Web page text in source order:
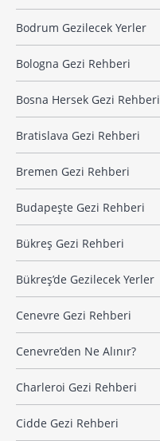
Bodrum Gezilecek Yerler
Bologna Gezi Rehberi
Bosna Hersek Gezi Rehberi
Bratislava Gezi Rehberi
Bremen Gezi Rehberi
Budapeşte Gezi Rehberi
Bükreş Gezi Rehberi
Bükreş’de Gezilecek Yerler
Cenevre Gezi Rehberi
Cenevre’den Ne Alınır?
Charleroi Gezi Rehberi
Cidde Gezi Rehberi